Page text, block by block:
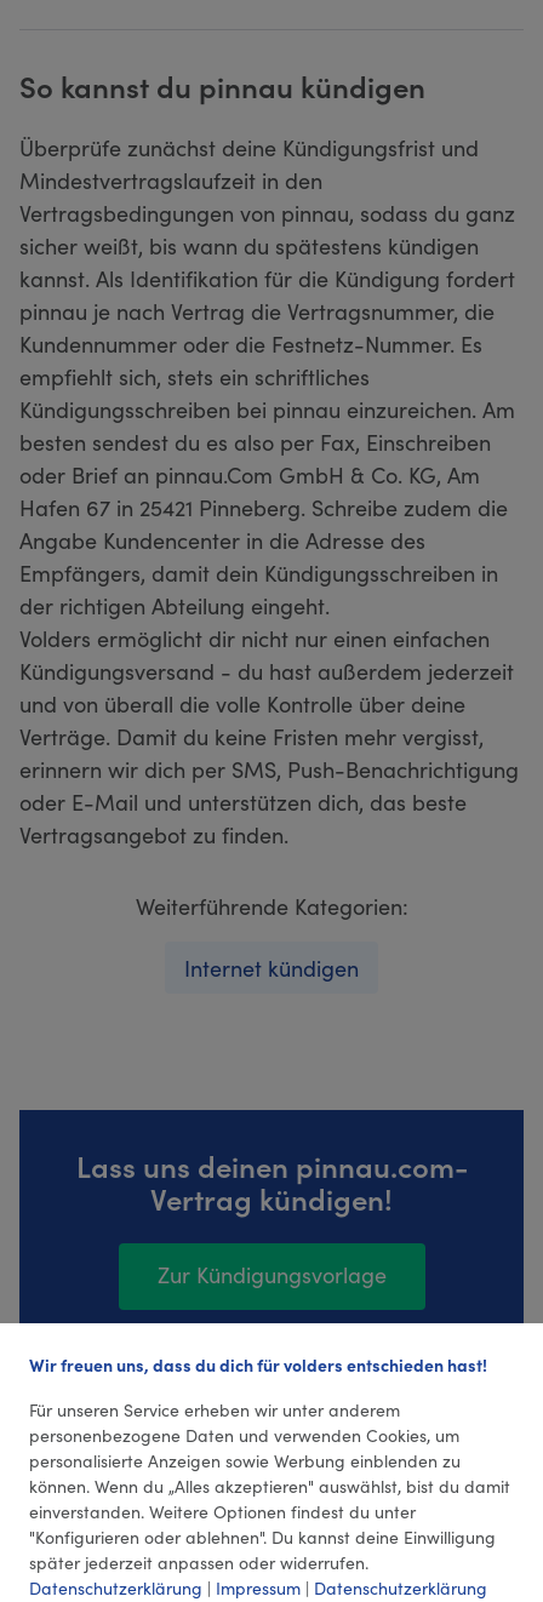
So kannst du pinnau kündigen
Überprüfe zunächst deine Kündigungsfrist und
Mindestvertragslaufzeit in den
Vertragsbedingungen von pinnau, sodass du ganz
sicher weißt, bis wann du spätestens kündigen
kannst. Als Identifikation für die Kündigung fordert
pinnau je nach Vertrag die Vertragsnummer, die
Kundennummer oder die Festnetz-Nummer. Es
empfiehlt sich, stets ein schriftliches
Kündigungsschreiben bei pinnau einzureichen. Am
besten sendest du es also per Fax, Einschreiben
oder Brief an pinnau.Com GmbH & Co. KG, Am
Hafen 67 in 25421 Pinneberg. Schreibe zudem die
Angabe Kundencenter in die Adresse des
Empfängers, damit dein Kündigungsschreiben in
der richtigen Abteilung eingeht.
Volders ermöglicht dir nicht nur einen einfachen
Kündigungsversand - du hast außerdem jederzeit
und von überall die volle Kontrolle über deine
Verträge. Damit du keine Fristen mehr vergisst,
erinnern wir dich per SMS, Push-Benachrichtigung
oder E-Mail und unterstützen dich, das beste
Vertragsangebot zu finden.
Weiterführende Kategorien:
Internet kündigen
Lass uns deinen pinnau.com-
Vertrag kündigen!
Zur Kündigungsvorlage
3 Bewertungen (4,0 Durchschnitt)
Wir freuen uns, dass du dich für volders entschieden hast!
Für unseren Service erheben wir unter anderem
personenbezogene Daten und verwenden Cookies, um
personalisierte Anzeigen sowie Werbung einblenden zu
können. Wenn du „Alles akzeptieren" auswählst, bist du damit
einverstanden. Weitere Optionen findest du unter
"Konfigurieren oder ablehnen". Du kannst deine Einwilligung
später jederzeit anpassen oder widerrufen.
Datenschutzerklärung | Impressum | Datenschutzerklärung